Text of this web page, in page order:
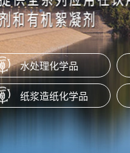
水处理化学品
纸浆造纸化学品
于橡胶塑料产品作为抗粘剂
防粘剂使用。
系列（PQ-10）
离子聚合物，易溶于水，在
持很好的稳定性。